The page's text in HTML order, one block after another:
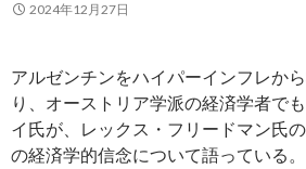
2024年12月27日
アルゼンチンをハイパーインフレか
り、オーストリア学派の経済学者で
イ氏が、レックス・フリードマン氏
の経済学的信念について語っている。